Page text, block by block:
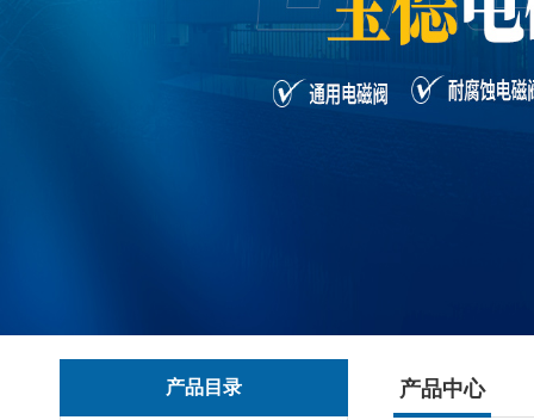
产品目录 产品中心